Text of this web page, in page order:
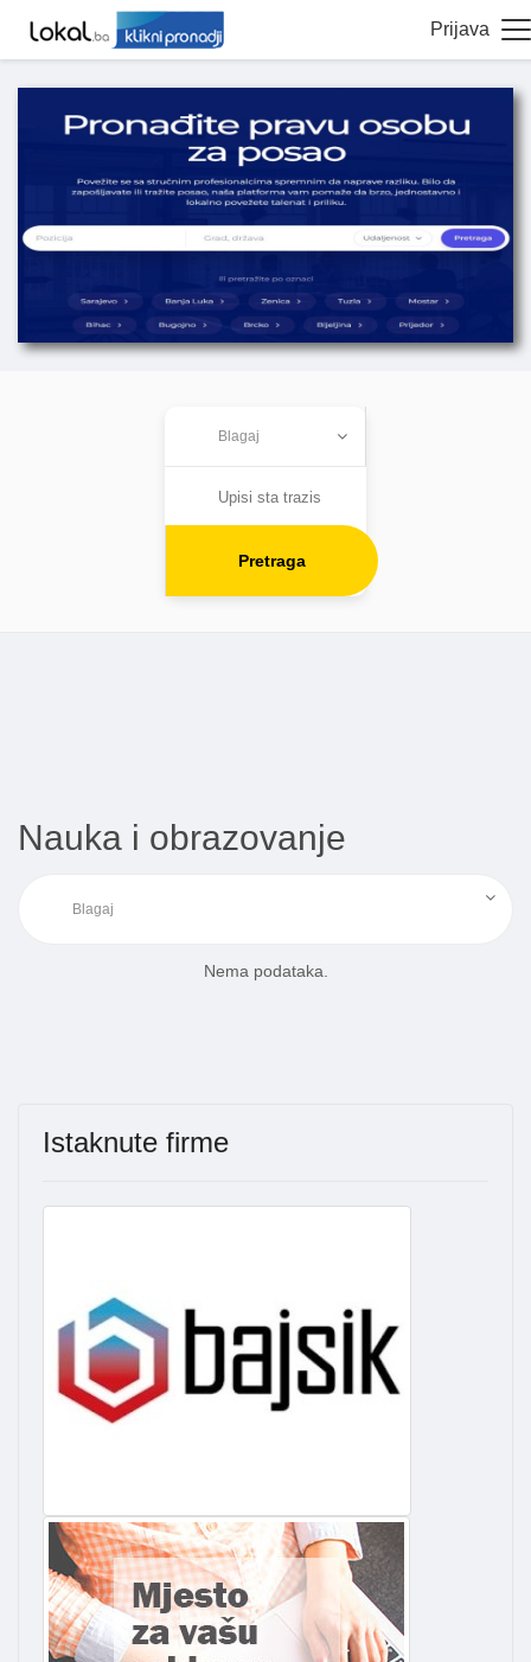
Prijava
Pretraga
Nauka i obrazovanje
Nema podataka.
Istaknute firme